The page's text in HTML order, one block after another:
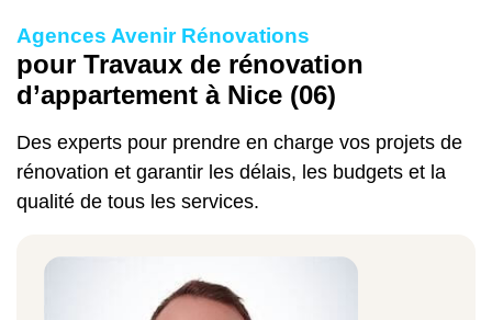
rénovation.
L’entreprise Avenir Rénovations à Nice est une
rénovation intérieure et extérieure. Travaillez avec
nous et vous n’aurez plus à vous soucier de votre
projet. Nous nous déplaçons chez vous à nos frais
appartement.
Nous vous aidons à concevoir votre
projet, puis vous accompagnons jusqu’à la livraison
Agences Avenir Rénovations
pour Travaux de rénovation
d’appartement à Nice (06)
Des experts pour prendre en charge vos projets de
rénovation et garantir les délais, les budgets et la
qualité de tous les services.